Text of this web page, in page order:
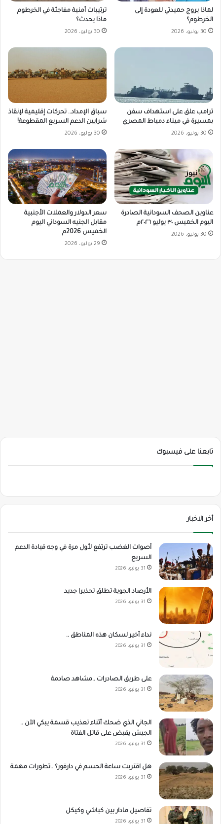
لماذا يروج حميدتي للعودة إلى
الخرطوم؟
30 يوليو، 2026
ترتيبات أمنية مفاجئة في الخرطوم
ماذا يحدث؟
30 يوليو، 2026
ترامب علق على استهداف سفن
بمسيرة في ميناء دمياط المصري
30 يوليو، 2026
سباق الإمداد.. تحركات إقليمية لإنقاذ
شرايين الدعم السريع المقطوعة!
30 يوليو، 2026
عناوين الصحف السودانية الصادرة
اليوم الخميس ٣٠ يوليو ٢٠٢٦م
30 يوليو، 2026
سعر الدولار والعملات الأجنبية
مقابل الجنيه السوداني اليوم
الخميس 2026م
29 يوليو، 2026
تابعنا على فيسبوك
أخر الاخبار
أصوات الغضب ترتفع لأول مرة في وجه قيادة الدعم
السريع
31 يوليو، 2026
الأرصاد الجوية تطلق تحذيرا جديد
31 يوليو، 2026
نداء أخير لسكان هذه المناطق ..
31 يوليو، 2026
على طريق الصادرات ..مشاهد صادمة
31 يوليو، 2026
الجاني الذي ضحك أثناء تعذيب قسمة يبكي الآن ..
الجيش يقبض على قاتل الفتاة
31 يوليو، 2026
هل اقتربت ساعة الحسم في دارفور؟ ..تطورات مهمة
31 يوليو، 2026
تفاصيل مادار بين كباشي وكيكل
31 يوليو، 2026